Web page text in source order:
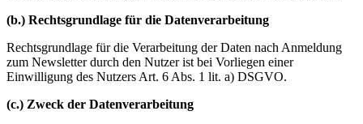
(b.) Rechtsgrundlage für die Datenverarbeitung
Rechtsgrundlage für die Verarbeitung der Daten nach Anmeldung
zum Newsletter durch den Nutzer ist bei Vorliegen einer
Einwilligung des Nutzers Art. 6 Abs. 1 lit. a) DSGVO.
(c.) Zweck der Datenverarbeitung